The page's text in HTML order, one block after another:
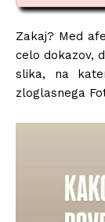
Zakaj? Med
celo dokazov,
slika, na
zloglasnega